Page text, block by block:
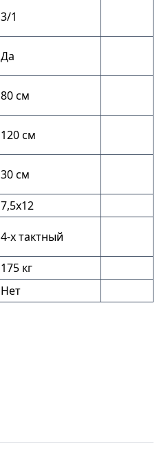
3/1
Да
80 см
120 см
30 см
7,5х12
4-х тактный
175 кг
Нет